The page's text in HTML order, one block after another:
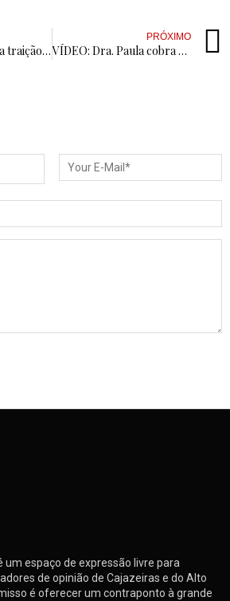
Exclusivo: Suposta traição a Leninha Romão em Uiraúna pode ter incluído vereadores
PRÓXIMO
VÍDEO: Dra. Paula cobra pedido de desculpa público de Daianny Valêncio a Zé Aldemir: “Foi muito grosseira”
um espaço de expressão livre para
de opinião de Cajazeiras e do Alto
é oferecer um contraponto à grande